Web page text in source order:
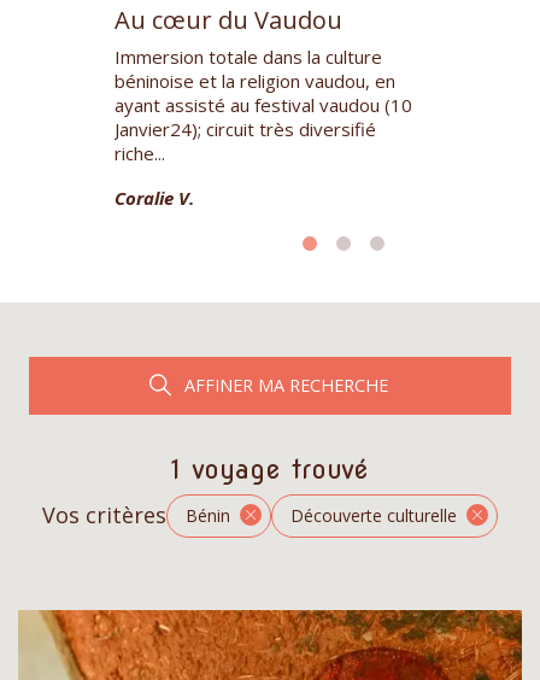
Au cœur du Vaudou
Immersion totale dans la culture
béninoise et la religion vaudou, en
ayant assisté au festival vaudou (10
Janvier24); circuit très diversifié
riche...
Coralie V.
AFFINER MA RECHERCHE
1 voyage trouvé
Vos critères Bénin Découverte culturelle